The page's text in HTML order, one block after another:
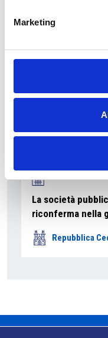
Marketing
La società
riconferma nella
Repubblica